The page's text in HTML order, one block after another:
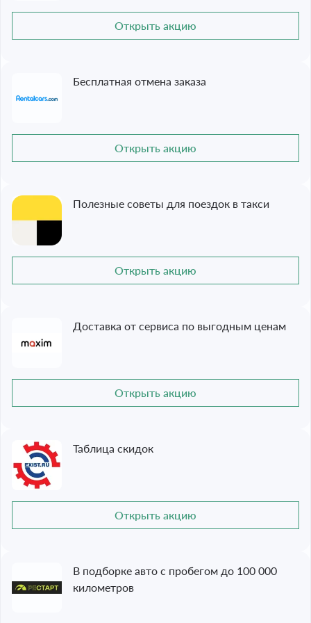
Открыть акцию
Бесплатная отмена заказа
Открыть акцию
Полезные советы для поездок в такси
Открыть акцию
Доставка от сервиса по выгодным ценам
Открыть акцию
Таблица скидок
Открыть акцию
В подборке авто с пробегом до 100 000
километров